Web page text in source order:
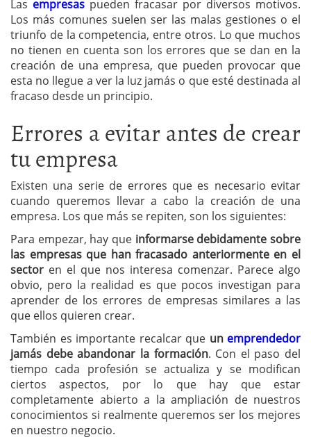
Las empresas pueden fracasar por diversos motivos.
Los más comunes suelen ser las malas gestiones o el
triunfo de la competencia, entre otros. Lo que muchos
no tienen en cuenta son los errores que se dan en la
creación de una empresa, que pueden provocar que
esta no llegue a ver la luz jamás o que esté destinada al
fracaso desde un principio.
Errores a evitar antes de crear
tu empresa
Existen una serie de errores que es necesario evitar
cuando queremos llevar a cabo la creación de una
empresa. Los que más se repiten, son los siguientes:
Para empezar, hay que informarse debidamente sobre
las empresas que han fracasado anteriormente en el
sector en el que nos interesa comenzar. Parece algo
obvio, pero la realidad es que pocos investigan para
aprender de los errores de empresas similares a las
que ellos quieren crear.
También es importante recalcar que un emprendedor
jamás debe abandonar la formación. Con el paso del
tiempo cada profesión se actualiza y se modifican
ciertos aspectos, por lo que hay que estar
completamente abierto a la ampliación de nuestros
conocimientos si realmente queremos ser los mejores
en nuestro negocio.